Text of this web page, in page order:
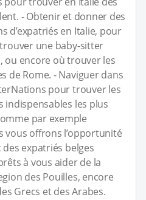
- Obtenir et donner des
d’expatriés en Italie, pour
une baby-sitter
ou encore où trouver les
de Rome. - Naviguer dans
pour trouver les
les plus
par exemple
vous offrons l’opportunité
expatriés belges
à vous aider de la
des Pouilles, encore
Grecs et des Arabes.